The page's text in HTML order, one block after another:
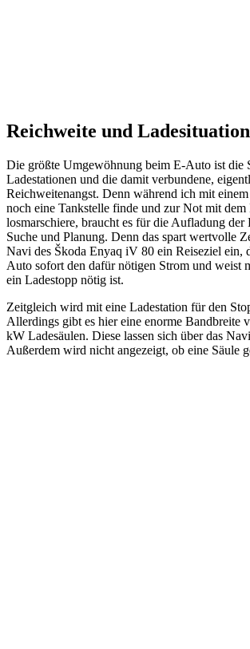
Reichweite und Ladesituation
Die größte Umgewöhnung beim E-Auto ist die
Ladestationen und die damit verbundene,
Reichweitenangst. Denn während ich mit
noch eine Tankstelle finde und zur Not mit dem
losmarschiere, braucht es für die Aufladung der
Suche und Planung. Denn das spart wertvolle
Navi des Škoda Enyaq iV 80 ein Reiseziel ein,
Auto sofort den dafür nötigen Strom und weist
ein Ladestopp nötig ist.
Zeitgleich wird mit eine Ladestation für den
Allerdings gibt es hier eine enorme Bandbreite
kW Ladesäulen. Diese lassen sich über das
Außerdem wird nicht angezeigt, ob eine Säule